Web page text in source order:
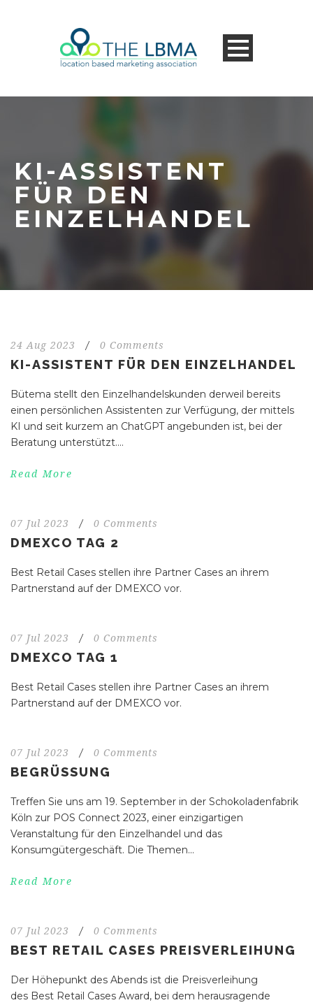
KI-ASSISTENT
FÜR DEN
EINZELHANDEL
24 Aug 2023 / 0 Comments
KI-ASSISTENT FÜR DEN EINZELHANDEL
Bütema stellt den Einzelhandelskunden derweil bereits
einen persönlichen Assistenten zur Verfügung, der mittels
KI und seit kurzem an ChatGPT angebunden ist, bei der
Beratung unterstützt....
Read More
07 Jul 2023 / 0 Comments
DMEXCO TAG 2
Best Retail Cases stellen ihre Partner Cases an ihrem
Partnerstand auf der DMEXCO vor.
07 Jul 2023 / 0 Comments
DMEXCO TAG 1
Best Retail Cases stellen ihre Partner Cases an ihrem
Partnerstand auf der DMEXCO vor.
07 Jul 2023 / 0 Comments
BEGRÜSSUNG
Treffen Sie uns am 19. September in der Schokoladenfabrik
Köln zur POS Connect 2023, einer einzigartigen
Veranstaltung für den Einzelhandel und das
Konsumgütergeschäft. Die Themen...
Read More
07 Jul 2023 / 0 Comments
BEST RETAIL CASES PREISVERLEIHUNG
Der Höhepunkt des Abends ist die Preisverleihung
des Best Retail Cases Award, bei dem herausragende